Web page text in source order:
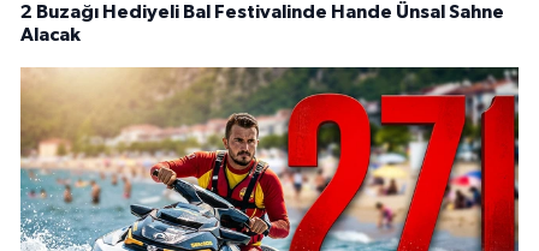
2 Buzağı Hediyeli Bal Festivalinde Hande Ünsal Sahne
Alacak